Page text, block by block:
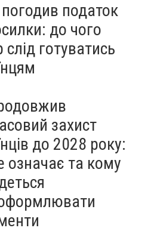
податок
до чого
слід готуватись
захист
до 2028 року:
означає та кому